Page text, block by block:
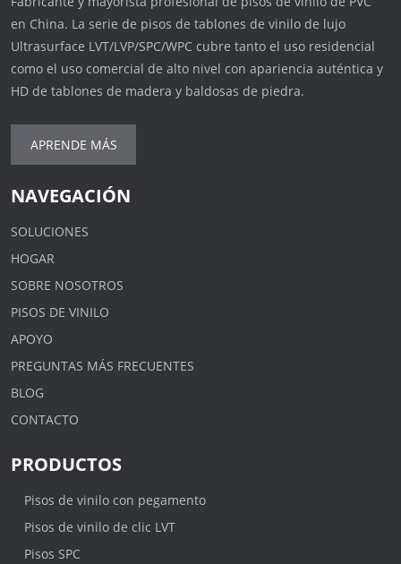
en China. La serie de pisos de tablones de vinilo de lujo
Ultrasurface LVT/LVP/SPC/WPC cubre tanto el uso residencial
como el uso comercial de alto nivel con apariencia auténtica y
HD de tablones de madera y baldosas de piedra.
APRENDE MÁS
NAVEGACIÓN
SOLUCIONES
HOGAR
SOBRE NOSOTROS
PISOS DE VINILO
APOYO
PREGUNTAS MÁS FRECUENTES
BLOG
CONTACTO
PRODUCTOS
Pisos de vinilo con pegamento
Pisos de vinilo de clic LVT
Pisos SPC